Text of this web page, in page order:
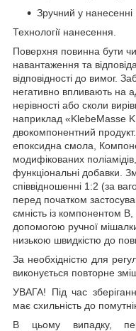
Зручний у нанесенні
Технології нанесення.
Поверхня повинна бути
навантаження та
відповідності до вимог.
негативно впливають на
нерівності або сколи
наприклад «KlebeMasse
двокомпонентний
епоксидна смола,
модифікованих
функціональні добавки.
співвідношенні 1:2 (за
перед початком
ємність із компонентом В,
допомогою ручної
низькою швидкістю до
За необхідністю для
виконується повторне
УВАГА! Під час
має схильність до
В цьому випадку,